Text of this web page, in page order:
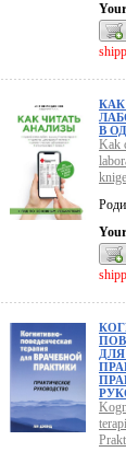
КАК
В
Kak
knige